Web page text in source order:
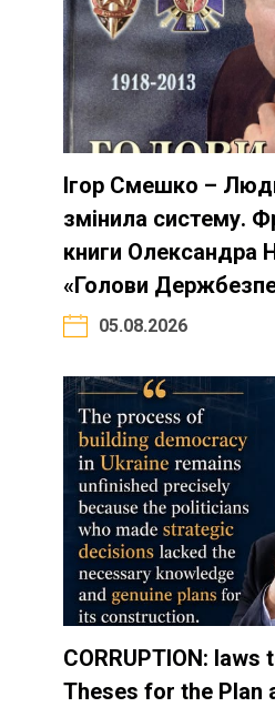
Ігор Смешко –
змінила систему.
книги Олександра
«Голови
05.08.2026
CORRUPTION: laws
Theses for the Plan